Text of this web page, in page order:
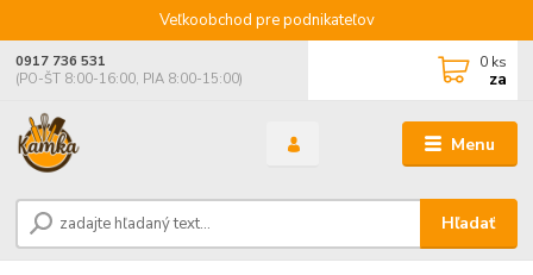
Veľkoobchod pre podnikateľov
Menu
Hľadať
0917 736 531
(PO-ŠT 8:00-16:00, PIA 8:00-15:00)
0 ks
za